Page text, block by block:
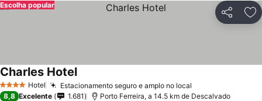
Partilhar
Escolha popular
4 EstrelasHotel Estacionamento seguro e amplo no local
Charles HotelVer preços
8,8 Excelente 1.681 Porto Ferreira, a 14.5 km de Descalvado